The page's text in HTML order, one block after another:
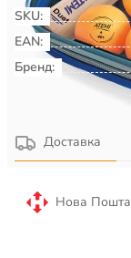
SKU:
EAN:
Бренд:
Доставка
Нова Пошта